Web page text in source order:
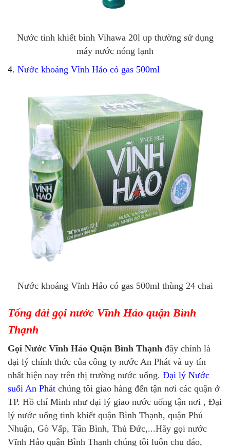
Nước tinh khiết bình Vihawa 20l up thường sử dụng
máy nước nóng lạnh
4. Nước khoáng Vĩnh Hảo có gas 500ml
Nước khoáng Vĩnh Hảo có gas 500ml thùng 24 chai
Tổng đài gọi nước Vĩnh Hảo quận Bình
Thạnh
Gọi Nước Vĩnh Hảo Quận Bình Thạnh đây chính là
đại lý chính thức của công ty nước An Phát và uy tín
nhất hiện nay trên thị trường nước uống. Đại lý Nước
suối An Phát chúng tôi giao hàng đến tận nơi các quận ở
TP. Hồ chí Minh như đại lý giao nước uống tận nơi , Đại
lý nước uống tinh khiết quận Bình Thạnh, quận Phú
Nhuận, Gò Vấp, Tân Bình, Thủ Đức,...Hãy gọi nước
Vĩnh Hảo quận Bình Thạnh chúng tôi luôn chu đáo,